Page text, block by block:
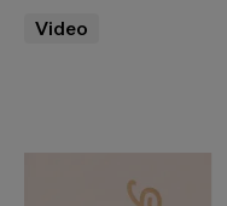
Video